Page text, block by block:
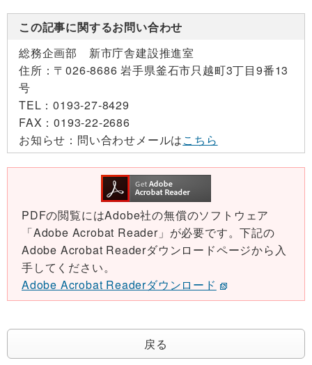
この記事に関するお問い合わせ
総務企画部 新市庁舎建設推進室
住所： 〒026-8686 岩手県釜石市只越町3丁目9番13
号
TEL：0193-27-8429
FAX：0193-22-2686
お知らせ： 問い合わせメールはこちら
PDFの閲覧にはAdobe社の無償のソフトウェア
「Adobe Acrobat Reader」が必要です。下記の
Adobe Acrobat Readerダウンロードページから入
手してください。
Adobe Acrobat Readerダウンロード
戻る